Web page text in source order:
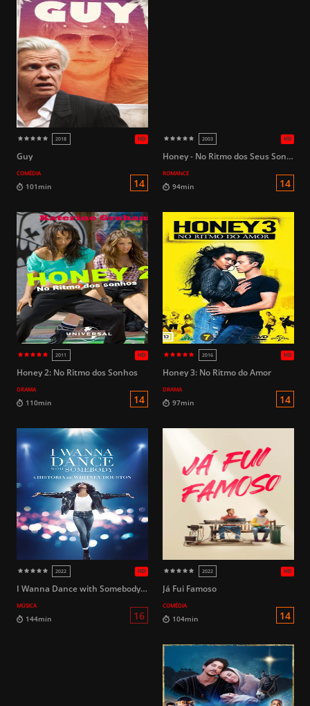
HD
1999 2018
2006
100min 14 159min
Guy
COMÉDIA
Honey - No Ritmo dos Seus Sonhos
ROMANCE
Honey 2: No Ritmo dos Sonhos
DRAMA
Honey 3: No Ritmo do Amor
DRAMA
I Wanna Dance with Somebody - A História de Whitney Houston
MÚSICA
Já Fui Famoso
COMÉDIA